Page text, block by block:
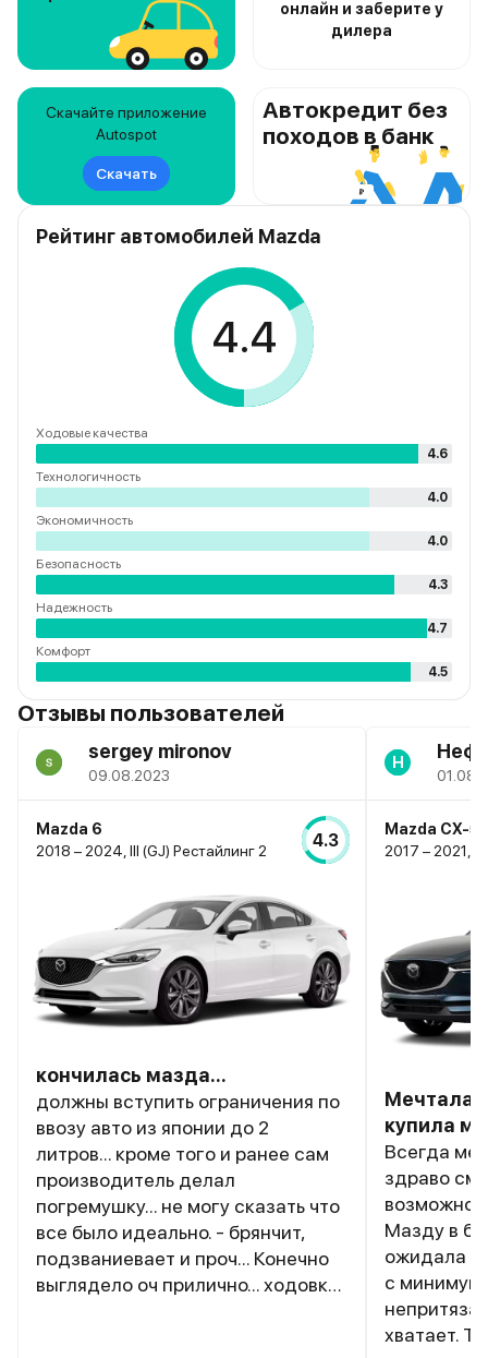
онлайн и заберите у
дилера
Скачайте приложение
Autospot
Скачать
Автокредит без
походов в банк
Рейтинг автомобилей Mazda
4.4
Ходовые качества
4.6
Технологичность
4.0
Экономичность
4.0
Безопасность
4.3
Надежность
4.7
Комфорт
4.5
Отзывы пользователей
sergey mironov
09.08.2023
Mazda 6
2018 – 2024, III (GJ) Рестайлинг 2
4.3
кончилась мазда...
должны вступить ограничения по
ввозу авто из японии до 2
литров... кроме того и ранее сам
производитель делал
погремушку... не могу сказать что
все было идеально. - брянчит,
подзваниевает и проч... Конечно
выглядело оч прилично... ходовка
Н
Mazda CX-5
2017 – 2021, II
Мечтала
купила
Всегда
здраво
Мазду в
ожидала
с
хватает.